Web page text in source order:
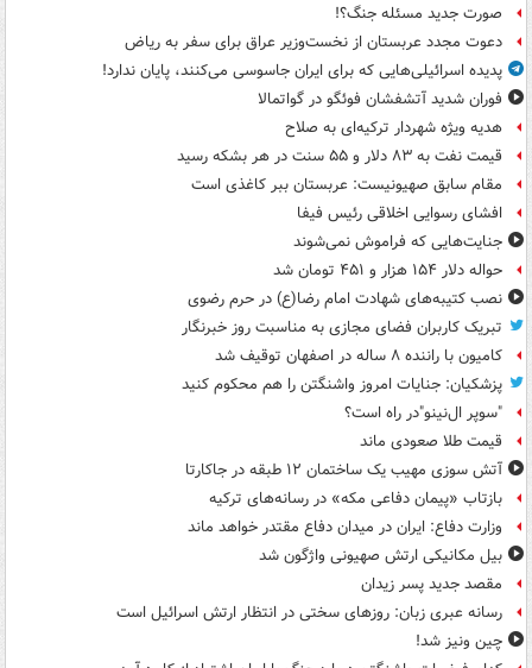
صورت جدید مسئله جنگ؟!
دعوت مجدد عربستان از نخست‌وزیر عراق برای سفر به ریاض
پدیده اسرائیلی‌هایی که برای ایران جاسوسی می‌کنند، پایان ندارد!
فوران شدید آتشفشان فوئگو در گواتمالا
هدیه ویژه شهردار ترکیه‌ای به صلاح
قیمت نفت به ۸۳ دلار و ۵۵ سنت در هر بشکه رسید
مقام سابق صهیونیست: عربستان ببر کاغذی است
افشای رسوایی اخلاقی رئیس فیفا
جنایت‌هایی که فراموش نمی‌شوند
حواله دلار ۱۵۴ هزار و ۴۵۱ تومان شد
نصب کتیبه‌های شهادت امام رضا(ع) در حرم رضوی
تبریک کاربران فضای مجازی به مناسبت روز خبرنگار
کامیون با راننده ۸ ساله در اصفهان توقیف شد
پزشکیان: جنایات امروز واشنگتن را هم محکوم کنید
"سوپر ال‌نینو"در راه است؟
قیمت طلا صعودی ماند
آتش سوزی مهیب یک ساختمان ۱۲ طبقه در جاکارتا
بازتاب «پیمان دفاعی مکه» در رسانه‌های ترکیه
وزارت دفاع: ایران در میدان دفاع مقتدر خواهد ماند
بیل مکانیکی ارتش صهیونی واژگون شد
مقصد جدید پسر زیدان
رسانه عبری زبان: روزهای سختی در انتظار ارتش اسرائیل است
چین ونیز شد!